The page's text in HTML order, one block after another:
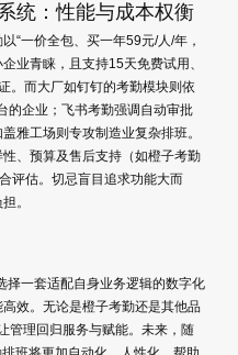
统：性能与成本权衡
“一价全包、买一年59元/人/年，
业青睐，且支持15天免费试用、
。而大厂如钉钉的考勤模块则依
的企业；飞书考勤强调自动审批
雅工场则专攻制造业复杂排班。
、预算及售后支持（如橙子考勤
评估。切忌盲目追求功能大而
。
择一套适配自身业务逻辑的数字化
效。无论是橙子考勤还是其他品
管理回归服务与赋能。未来，随